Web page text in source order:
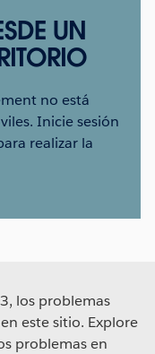
UN
no está
Inicie sesión
realizar la
los problemas
este sitio. Explore
problemas en